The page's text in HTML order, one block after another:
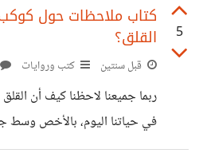
نصير مثلهم عندما نكبر. لكننا
"الأمير الصغير"، يستعرض
في طفولته، ويقول إنه كلما
إنه رسم قبعة، في حين أنه في
5
كتاب ملاحظات حول
القلق؟
قبل سنتين كتب وروايات
ربما جميعنا لاحظنا كيف أن
في حياتنا اليوم، بالأخص وسط
إرجاعه إلى العديد من